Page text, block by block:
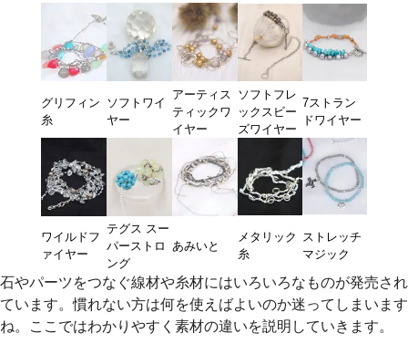
グリフィン
糸
ソフトワイ
ヤー
アーティス
ティックワ
イヤー
ソフトフレ
ックスビー
ズワイヤー
7ストラン
ドワイヤー
ワイルドフ
ァイヤー
テグス スー
パーストロ
ング
あみいと
メタリック
糸
ストレッチ
マジック
石やパーツをつなぐ線材や糸材にはいろいろなものが発売され
ています。慣れない方は何を使えばよいのか迷ってしまいます
ね。ここではわかりやすく素材の違いを説明していきます。